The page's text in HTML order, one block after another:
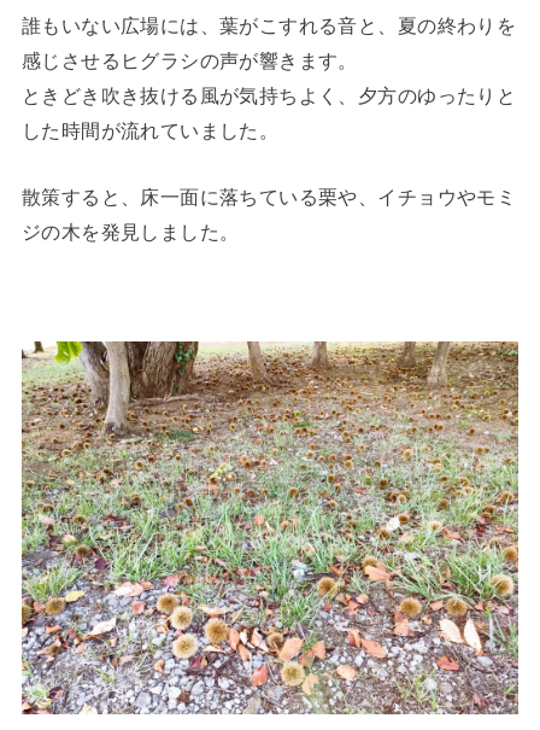
誰もいない広場には、葉がこすれる音と、夏の終わりを
感じさせるヒグラシの声が響きます。
ときどき吹き抜ける風が気持ちよく、夕方のゆったりと
した時間が流れていました。
散策すると、床一面に落ちている栗や、イチョウやモミ
ジの木を発見しました。